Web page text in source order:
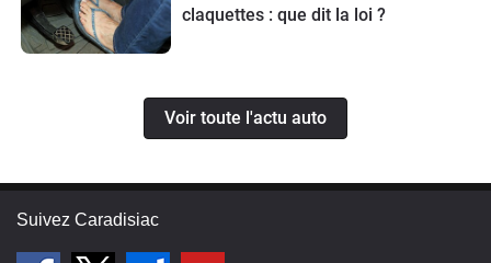
claquettes : que dit la loi ?
Voir toute l'actu auto
Suivez Caradisiac